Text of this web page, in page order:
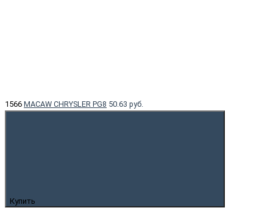
1566 MACAW CHRYSLER PG8 50.63 руб.
Купить